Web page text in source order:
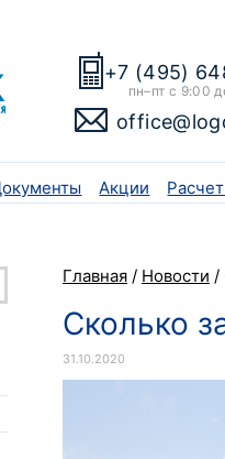
+7 (495)
пн–пт с 9:00
Акции
Главная / Новости /
Сколько
31.10.2020